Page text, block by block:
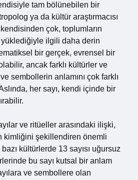
tam bölünebilen bir
ya da kültür araştırmacısı
çok, toplumların
yüklediğiyle ilgili daha derin
bir gerçek, evrensel bir
ancak farklı kültürler ve
sembollerin anlamını çok farklı
her sayı, kendi içinde bir
ve ritüeller arasındaki ilişki,
kimliğini şekillendiren önemli
kültürlerde 13 sayısı uğursuz
bu sayı kutsal bir anlam
ve sembollere olan